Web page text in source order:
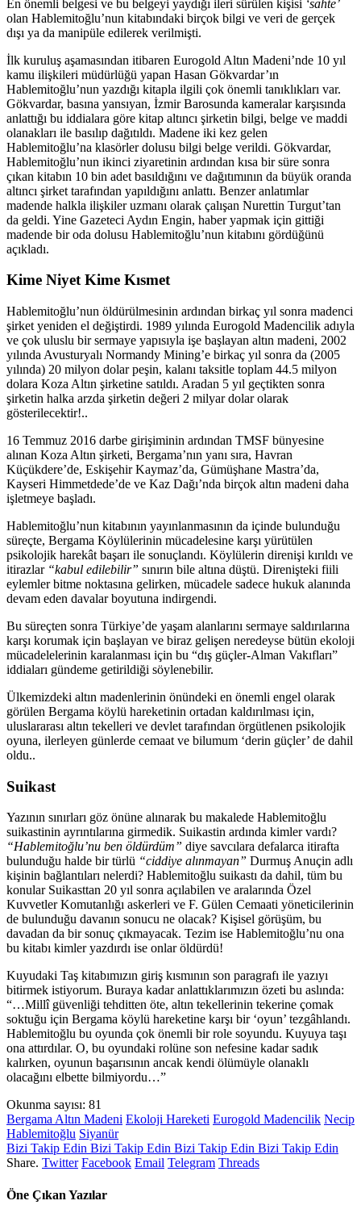
En önemli belgesi ve bu belgeyi yaydığı ileri sürülen kişisi ‘sahte’
olan Hablemitoğlu’nun kitabındaki birçok bilgi ve veri de gerçek
dışı ya da manipüle edilerek verilmişti.
İlk kuruluş aşamasından itibaren Eurogold Altın Madeni’nde 10 yıl
kamu ilişkileri müdürlüğü yapan Hasan Gökvardar’ın
Hablemitoğlu’nun yazdığı kitapla ilgili çok önemli tanıklıkları var.
Gökvardar, basına yansıyan, İzmir Barosunda kameralar karşısında
anlattığı bu iddialara göre kitap altıncı şirketin bilgi, belge ve maddi
olanakları ile basılıp dağıtıldı. Madene iki kez gelen
Hablemitoğlu’na klasörler dolusu bilgi belge verildi. Gökvardar,
Hablemitoğlu’nun ikinci ziyaretinin ardından kısa bir süre sonra
çıkan kitabın 10 bin adet basıldığını ve dağıtımının da büyük oranda
altıncı şirket tarafından yapıldığını anlattı. Benzer anlatımlar
madende halkla ilişkiler uzmanı olarak çalışan Nurettin Turgut’tan
da geldi. Yine Gazeteci Aydın Engin, haber yapmak için gittiği
madende bir oda dolusu Hablemitoğlu’nun kitabını gördüğünü
açıkladı.
Kime Niyet Kime Kısmet
Hablemitoğlu’nun öldürülmesinin ardından birkaç yıl sonra madenci
şirket yeniden el değiştirdi. 1989 yılında Eurogold Madencilik adıyla
ve çok uluslu bir sermaye yapısıyla işe başlayan altın madeni, 2002
yılında Avusturyalı Normandy Mining’e birkaç yıl sonra da (2005
yılında) 20 milyon dolar peşin, kalanı taksitle toplam 44.5 milyon
dolara Koza Altın şirketine satıldı. Aradan 5 yıl geçtikten sonra
şirketin halka arzda şirketin değeri 2 milyar dolar olarak
gösterilecektir!..
16 Temmuz 2016 darbe girişiminin ardından TMSF bünyesine
alınan Koza Altın şirketi, Bergama’nın yanı sıra, Havran
Küçükdere’de, Eskişehir Kaymaz’da, Gümüşhane Mastra’da,
Kayseri Himmetdede’de ve Kaz Dağı’nda birçok altın madeni daha
işletmeye başladı.
Hablemitoğlu’nun kitabının yayınlanmasının da içinde bulunduğu
süreçte, Bergama Köylülerinin mücadelesine karşı yürütülen
psikolojik harekât başarı ile sonuçlandı. Köylülerin direnişi kırıldı ve
itirazlar “kabul edilebilir” sınırın bile altına düştü. Direnişteki fiili
eylemler bitme noktasına gelirken, mücadele sadece hukuk alanında
devam eden davalar boyutuna indirgendi.
Bu süreçten sonra Türkiye’de yaşam alanlarını sermaye saldırılarına
karşı korumak için başlayan ve biraz gelişen neredeyse bütün ekoloji
mücadelelerinin karalanması için bu “dış güçler-Alman Vakıfları”
iddiaları gündeme getirildiği söylenebilir.
Ülkemizdeki altın madenlerinin önündeki en önemli engel olarak
görülen Bergama köylü hareketinin ortadan kaldırılması için,
uluslararası altın tekelleri ve devlet tarafından örgütlenen psikolojik
oyuna, ilerleyen günlerde cemaat ve bilumum ‘derin güçler’ de dahil
oldu..
Suikast
Yazının sınırları göz önüne alınarak bu makalede Hablemitoğlu
suikastinin ayrıntılarına girmedik. Suikastin ardında kimler vardı?
“Hablemitoğlu’nu ben öldürdüm” diye savcılara defalarca itirafta
bulunduğu halde bir türlü “ciddiye alınmayan” Durmuş Anuçin adlı
kişinin bağlantıları nelerdi? Hablemitoğlu suikastı da dahil, tüm bu
konular Suikasttan 20 yıl sonra açılabilen ve aralarında Özel
Kuvvetler Komutanlığı askerleri ve F. Gülen Cemaati yöneticilerinin
de bulunduğu davanın sonucu ne olacak? Kişisel görüşüm, bu
davadan da bir sonuç çıkmayacak. Tezim ise Hablemitoğlu’nu ona
bu kitabı kimler yazdırdı ise onlar öldürdü!
Kuyudaki Taş kitabımızın giriş kısmının son paragrafı ile yazıyı
bitirmek istiyorum. Buraya kadar anlattıklarımızın özeti bu aslında:
“…Millî güvenliği tehditten öte, altın tekellerinin tekerine çomak
soktuğu için Bergama köylü hareketine karşı bir ‘oyun’ tezgâhlandı.
Hablemitoğlu bu oyunda çok önemli bir role soyundu. Kuyuya taşı
ona attırdılar. O, bu oyundaki rolüne son nefesine kadar sadık
kalırken, oyunun başarısının ancak kendi ölümüyle olanaklı
olacağını elbette bilmiyordu…”
Okunma sayısı: 81
Bergama Altın Madeni Ekoloji Hareketi Eurogold Madencilik Necip
Hablemitoğlu Siyanür
Bizi Takip Edin Bizi Takip Edin Bizi Takip Edin Bizi Takip Edin
Share. Twitter Facebook Email Telegram Threads
Öne Çıkan Yazılar